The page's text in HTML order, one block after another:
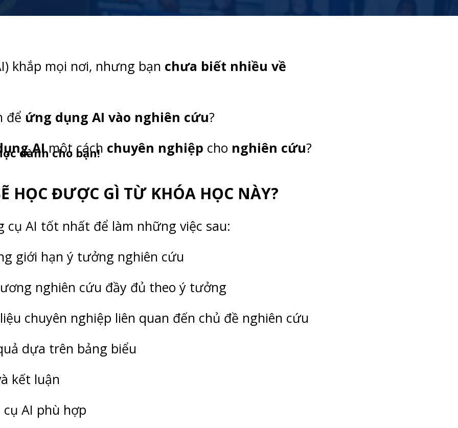
khắp mọi nơi, nhưng bạn chưa biết nhiều về
để ứng dụng AI vào nghiên cứu?
AImột cách chuyên nghiệp cho nghiên cứu?
dành cho bạn!
HỌC ĐƯỢC GÌ TỪ KHÓA HỌC NÀY?
cụ AI tốt nhất để làm những việc sau:
giới hạn ý tưởng nghiên cứu
nghiên cứu đầy đủ theo ý tưởng
chuyên nghiệp liên quan đến chủ đề nghiên cứu
dựa trên bảng biểu
kết luận
AI phù hợp